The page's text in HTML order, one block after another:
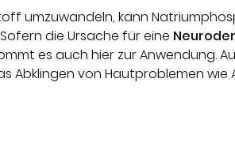
umzuwandeln, kann
die Ursache für eine
es auch hier zur Anwendung.
von Hautproblemen wie